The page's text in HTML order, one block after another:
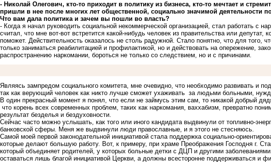
- Николай Олегович, кто-то приходит в политику из бизнеса, кто-то мечтает и
пришли в нее после многих лет общественной, социально значимой деятельности
Что вам дала политика и зачем вы пошли во власть?
- Когда я начал руководить социальной некоммерческой организацией, стал работать с
считал, что мне вот-вот встретится какой-нибудь человек из правительства или депутат,
поможет. Действительность оказалось не столь радужной. Стало понятно, что для того,
только заниматься реабилитацией и профилактикой, но и действовать на опережение,
распространению наркомании, бороться не только со следствием, но и с причинами.
Являясь зампредом социального комитета, мне очевидно, что необходимо развивать и
так как верующий человек как никто лучше сможет ухаживать за людьми больными,
В один прекрасный момент я понял, что если не займусь этим сам, то никакой добрый
что корень всех современных проблем, таких как наркомания, ваххабизм, превратно
результат безделья и бездуховности.
Сейчас часто можно услышать, как того или иного кандидата выдвинули от топливно-
банковской сферы. Меня же выдвинули люди православные, и я этого не стесняюсь.
Самой моей первой законодательной инициативой стала поддержка социально-
которые делают большую работу. Вот, к примеру, при храме Преображения Господня г.
который объединяет родителей, у которых больные детки с ДЦП и другими
оставаться лишь благой инициативой Церкви, а должны всесторонне поддерживаться и